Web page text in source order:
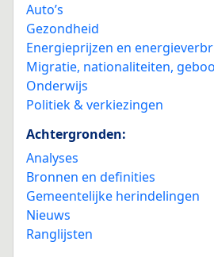
Auto’s
Gezondheid
Energieprijzen en
Migratie, nationaliteiten,
Onderwijs
Politiek & verkiezingen
Achtergronden:
Analyses
Bronnen en definities
Gemeentelijke herindelingen
Nieuws
Ranglijsten